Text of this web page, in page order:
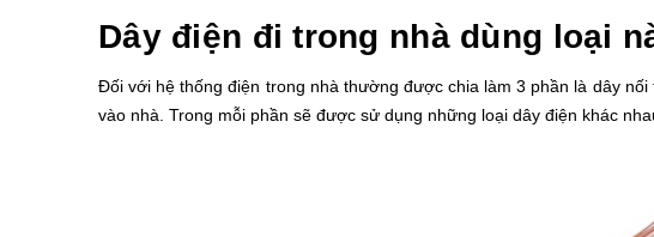
Dây điện đi trong nhà dùng loại
Đối với hệ thống điện trong nhà thường được chia làm 3 phần là dây
vào nhà. Trong mỗi phần sẽ được sử dụng những loại dây điện khác